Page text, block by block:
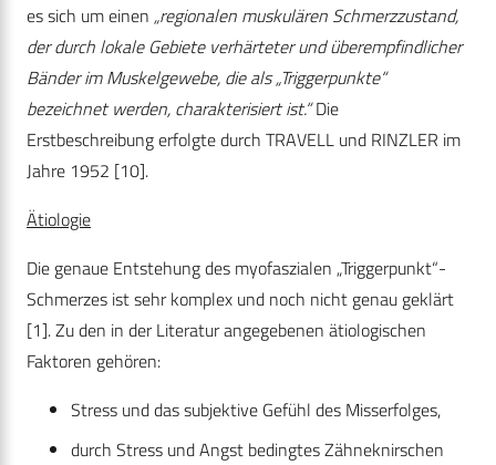
es sich um einen „regionalen muskulären Schmerzzustand,
der durch lokale Gebiete verhärteter und überempfindlicher
Bänder im Muskelgewebe, die als „Triggerpunkte“
bezeichnet werden, charakterisiert ist.“Die
Erstbeschreibung erfolgte durch TRAVELL und RINZLER im
Jahre 1952 [10].
Ätiologie
Die genaue Entstehung des myofaszialen „Triggerpunkt“-
Schmerzes ist sehr komplex und noch nicht genau geklärt
[1]. Zu den in der Literatur angegebenen ätiologischen
Faktoren gehören:
Stress und das subjektive Gefühl des Misserfolges,
durch Stress und Angst bedingtes Zähneknirschen